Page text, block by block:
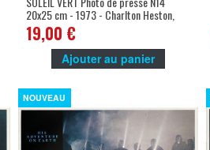
20x25 cm - 1973 - Charlton Heston,
Richard Fleischer
19,00 €
Ajouter au panier
NOUVEAU